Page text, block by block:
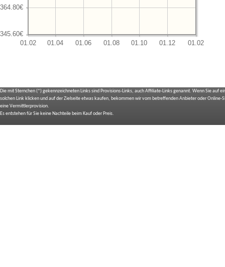
Die mit Sternchen (*) gekennzeichneten Links sind Provisions-Links, auch Affiliate-Links genannt. Wenn Sie auf
solchen Link klicken und auf der Zielseite etwas kaufen, bekommen wir vom betreffenden Anbieter oder Online-
eine Vermittlerprovision.
Es entstehen für Sie keine Nachteile beim Kauf oder Preis.